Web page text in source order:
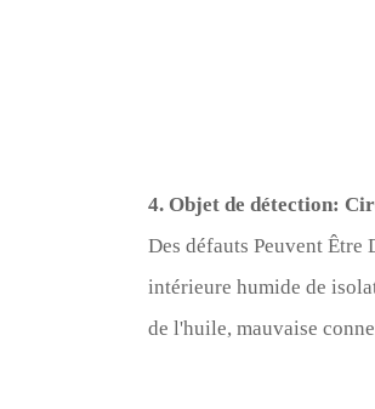
4. Objet de détection:
Des défauts Peuvent Être
intérieure humide de
de l'huile, mauvaise